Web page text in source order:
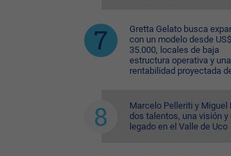
Gretta Gelato busca
con un modelo desde US$
35.000, locales de baja
estructura operativa y una
rentabilidad proyectada
Marcelo Pelleriti y Miguel
dos talentos, una visión y
legado en el Valle de Uco